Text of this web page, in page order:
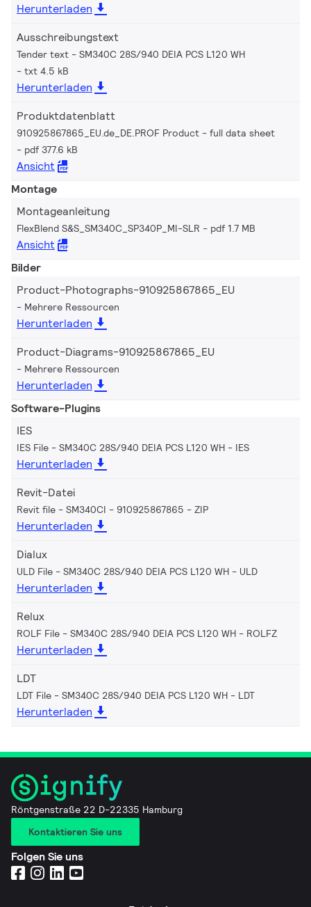
Herunterladen
Ausschreibungstext
Tender text - SM340C 28S/940 DEIA PCS L120 WH
txt 4.5 kB
Herunterladen
Produktdatenblatt
910925867865_EU.de_DE.PROF Product - full data sheet
pdf 377.6 kB
Ansicht
Montage
Montageanleitung
FlexBlend S&S_SM340C_SP340P_MI-SLR pdf 1.7 MB
Ansicht
Bilder
Product-Photographs-910925867865_EU
Mehrere Ressourcen
Herunterladen
Product-Diagrams-910925867865_EU
Mehrere Ressourcen
Herunterladen
Software-Plugins
IES
IES File - SM340C 28S/940 DEIA PCS L120 WH IES
Herunterladen
Revit-Datei
Revit file - SM340CI - 910925867865 ZIP
Herunterladen
Dialux
ULD File - SM340C 28S/940 DEIA PCS L120 WH ULD
Herunterladen
Relux
ROLF File - SM340C 28S/940 DEIA PCS L120 WH ROLFZ
Herunterladen
LDT
LDT File - SM340C 28S/940 DEIA PCS L120 WH LDT
Herunterladen
Röntgenstraße 22 D-22335 Hamburg
Kontaktieren Sie uns
Folgen Sie uns